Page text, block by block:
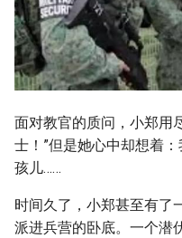
面对教官的质问，小郑用
士！”但是她心中却想着
孩儿……
时间久了，小郑甚至有了
派进兵营的卧底。一个潜